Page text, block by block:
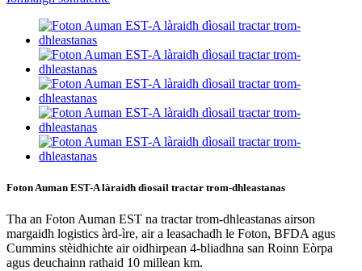
Foton Auman EST-A làraidh dìosail tractar trom-dhleastanas
Tha an Foton Auman EST na tractar trom-dhleastanas airson
margaidh logistics àrd-ìre, air a leasachadh le Foton, BFDA agus
Cummins stèidhichte air oidhirpean 4-bliadhna san Roinn Eòrpa
agus deuchainn rathaid 10 millean km.